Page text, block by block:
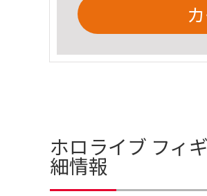
ホロライブ フィ
細情報